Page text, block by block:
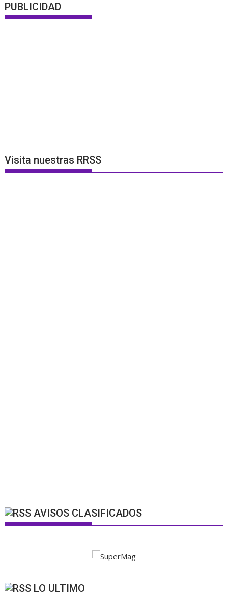
PUBLICIDAD
Visita nuestras RRSS
AVISOS CLASIFICADOS
LO ULTIMO